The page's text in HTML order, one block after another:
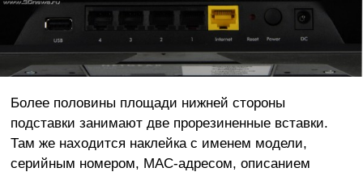
Более половины площади нижней стороны
подставки занимают две прорезиненные вставки.
Там же находится наклейка с именем модели,
серийным номером, MAC-адресом, описанием